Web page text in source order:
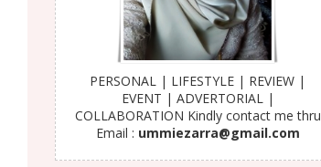
PERSONAL | LIFESTYLE | REVIEW |
EVENT | ADVERTORIAL |
COLLABORATION Kindly contact me thru
Email : ummiezarra@gmail.com